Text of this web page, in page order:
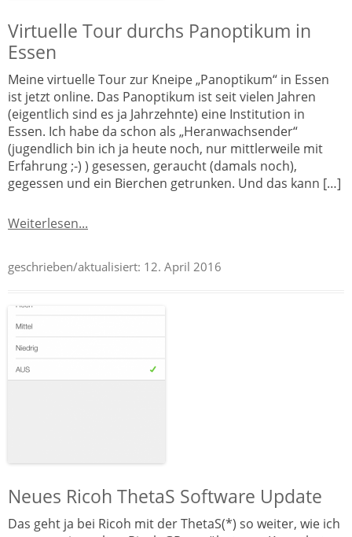
Virtuelle Tour durchs Panoptikum in
Essen
Meine virtuelle Tour zur Kneipe „Panoptikum“ in Essen
ist jetzt online. Das Panoptikum ist seit vielen Jahren
(eigentlich sind es ja Jahrzehnte) eine Institution in
Essen. Ich habe da schon als „Heranwachsender“
(jugendlich bin ich ja heute noch, nur mittlerweile mit
Erfahrung ;-) ) gesessen, geraucht (damals noch),
gegessen und ein Bierchen getrunken. Und das kann […]
Weiterlesen...
geschrieben/aktualisiert: 12. April 2016
Neues Ricoh ThetaS Software Update
Das geht ja bei Ricoh mit der ThetaS(*) so weiter, wie ich